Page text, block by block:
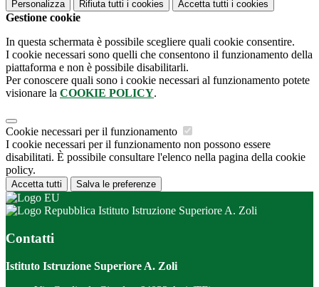
Personalizza Rifiuta tutti i cookies Accetta tutti i cookies
Gestione cookie
In questa schermata è possibile scegliere quali cookie consentire.
I cookie necessari sono quelli che consentono il funzionamento della
piattaforma e non è possibile disabilitarli.
Per conoscere quali sono i cookie necessari al funzionamento potete
visionare la COOKIE POLICY.
Cookie necessari per il funzionamento
I cookie necessari per il funzionamento non possono essere
disabilitati. È possibile consultare l'elenco nella pagina della cookie
policy.
Accetta tutti Salva le preferenze
Istituto Istruzione Superiore A. Zoli
Contatti
Istituto Istruzione Superiore A. Zoli